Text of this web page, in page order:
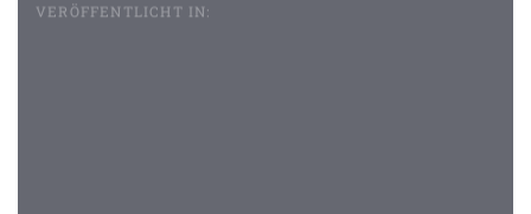
VERÖFFENTLICHT IN: